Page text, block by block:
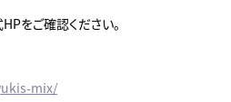
をご確認ください。
mix/